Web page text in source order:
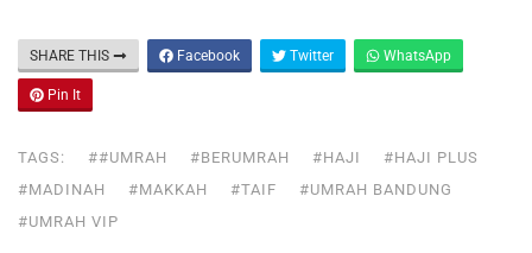
SHARE THIS Facebook Twitter WhatsApp
Pin It
TAGS: ##UMRAH #BERUMRAH #HAJI
#HAJI PLUS
#MADINAH
#MAKKAH #TAIF
#UMRAH BANDUNG
#UMRAH VIP